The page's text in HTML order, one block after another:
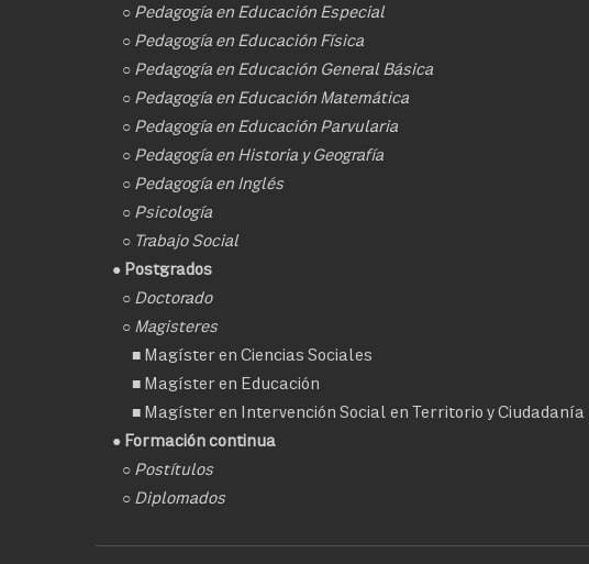
○ Pedagogía en Educación Especial
○ Pedagogía en Educación Física
○ Pedagogía en Educación General Básica
○ Pedagogía en Educación Matemática
○ Pedagogía en Educación Parvularia
○ Pedagogía en Historia y Geografía
○ Pedagogía en Inglés
○ Psicología
○ Trabajo Social
● Postgrados
○ Doctorado
○ Magisteres
■ Magíster en Ciencias Sociales
■ Magíster en Educación
■ Magíster en Intervención Social en Territorio y Ciudadanía
● Formación continua
○ Postítulos
○ Diplomados